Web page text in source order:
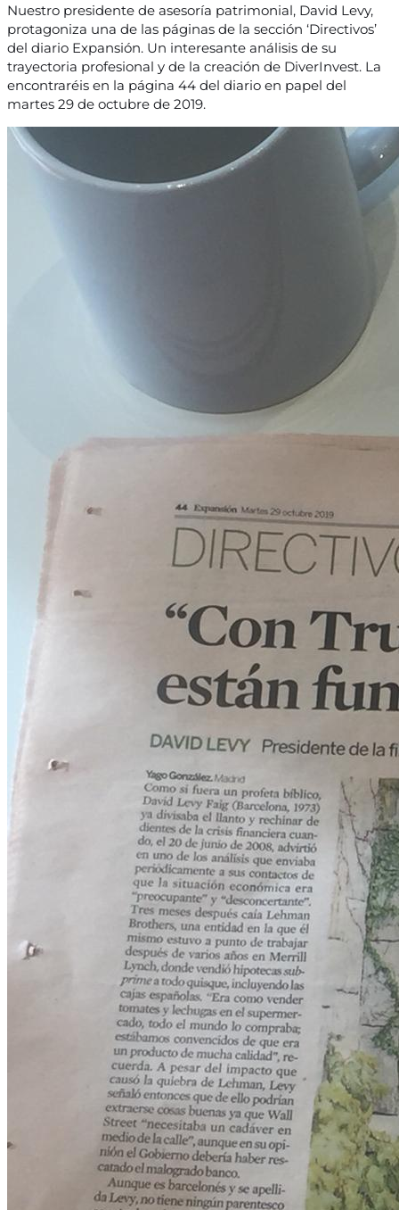
Nuestro presidente de asesoría patrimonial, David Levy,
protagoniza una de las páginas de la sección ‘Directivos’
del diario Expansión. Un interesante análisis de su
trayectoria profesional y de la creación de DiverInvest. La
encontraréis en la página 44 del diario en papel del
martes 29 de octubre de 2019.